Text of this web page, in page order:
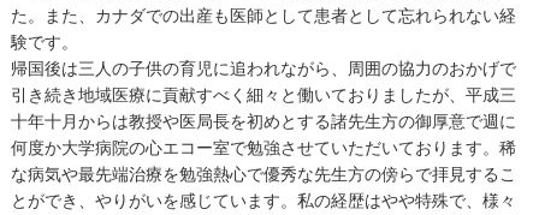
た。また、カナダでの出産も医師として患者として忘れられない経
験です。
帰国後は三人の子供の育児に追われながら、周囲の協力のおかげで
引き続き地域医療に貢献すべく細々と働いておりましたが、平成三
十年十月からは教授や医局長を初めとする諸先生方の御厚意で週に
何度か大学病院の心エコー室で勉強させていただいております。稀
な病気や最先端治療を勉強熱心で優秀な先生方の傍らで拝見するこ
とができ、やりがいを感じています。私の経歴はやや特殊で、様々